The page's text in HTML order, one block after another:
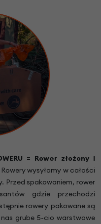
= Rower złożony i
Rowery wysyłamy w całości
Przed spakowaniem, rower
gdzie przechodzi
rowery pakowane są
grube 5-cio warstwowe